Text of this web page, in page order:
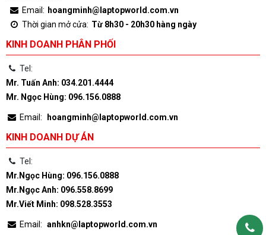
Email: hoangminh@laptopworld.com.vn
Thời gian mở cửa: Từ 8h30 - 20h30 hàng ngày
KINH DOANH PHÂN PHỐI
Tel:
Mr. Tuấn Anh: 034.201.4444
Mr. Ngọc Hùng: 096.156.0888
Email: hoangminh@laptopworld.com.vn
KINH DOANH DỰ ÁN
Tel:
Mr.Ngọc Hùng: 096.156.0888
Mr.Ngọc Anh: 096.558.8699
Mr.Viết Minh: 098.528.3553
Email: anhkn@laptopworld.com.vn